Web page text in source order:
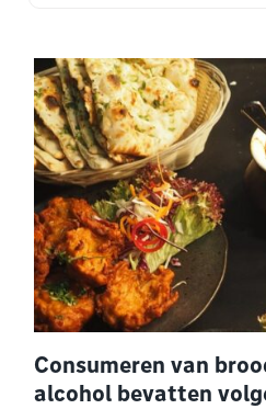
Consumeren van
alcohol bevatten